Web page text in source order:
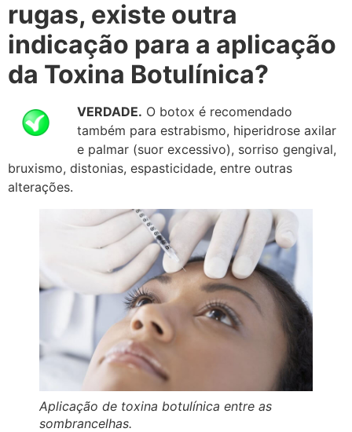
rugas, existe outra
indicação para a aplicação
da Toxina Botulínica?
VERDADE. O botox é recomendado
também para estrabismo, hiperidrose axilar
e palmar (suor excessivo), sorriso gengival,
bruxismo, distonias, espasticidade, entre outras
alterações.
Aplicação de toxina botulínica entre as
sombrancelhas.